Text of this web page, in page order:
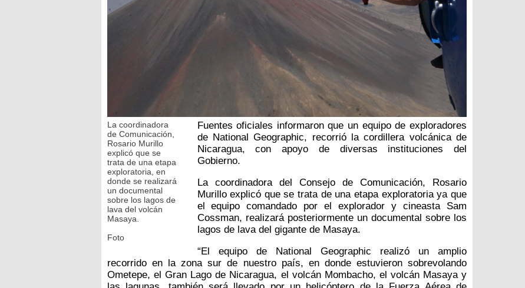
La coordinadora
de Comunicación,
Rosario Murillo
explicó que se
trata de una etapa
exploratoria, en
donde se realizará
un documental
sobre los lagos de
lava del volcán
Masaya.
Foto
Fuentes oficiales informaron que un equipo de exploradores
de National Geographic, recorrió la cordillera volcánica de
Nicaragua, con apoyo de diversas instituciones del
Gobierno.
La coordinadora del Consejo de Comunicación, Rosario
Murillo explicó que se trata de una etapa exploratoria ya que
el equipo comandado por el explorador y cineasta Sam
Cossman, realizará posteriormente un documental sobre los
lagos de lava del gigante de Masaya.
“El equipo de National Geographic realizó un amplio
recorrido en la zona sur de nuestro país, en donde estuvieron sobrevolando
Ometepe, el Gran Lago de Nicaragua, el volcán Mombacho, el volcán Masaya y